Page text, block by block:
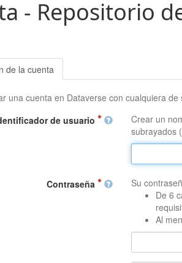
- Repositorio
de la cuenta
una cuenta en Dataverse con cualquiera
de usuario
Crear un
subrayados
Contraseña
Su
De 6
Al